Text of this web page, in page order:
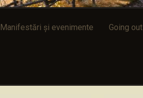
Manifestări și evenimente Going out